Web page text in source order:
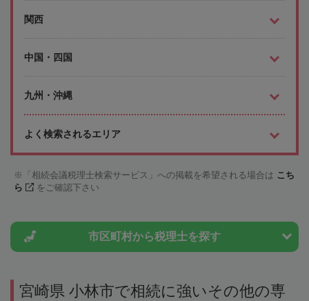
関西
中国・四国
九州・沖縄
よく検索されるエリア
「相続会議税理士検索サービス」への掲載を希望される場合は こち
ら
をご確認下さい
市区町村から税理士を探す
宮崎県 小林市で相続に強いその他の専